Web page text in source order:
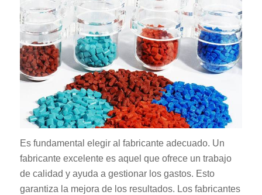
Es fundamental elegir al fabricante adecuado. Un
fabricante excelente es aquel que ofrece un trabajo
de calidad y ayuda a gestionar los gastos. Esto
garantiza la mejora de los resultados. Los fabricantes
ES_MX